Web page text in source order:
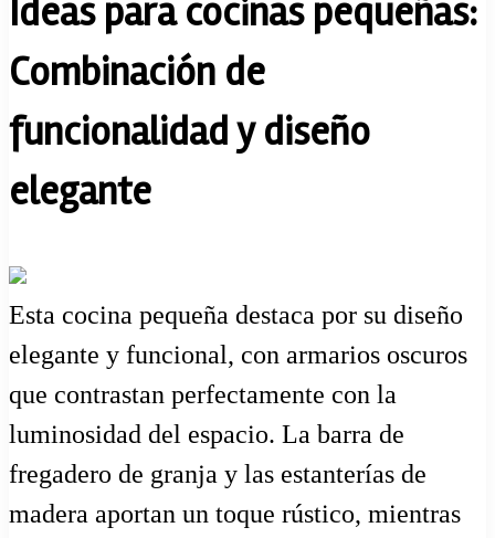
Ideas para cocinas pequeñas:
Combinación de
funcionalidad y diseño
elegante
Esta cocina pequeña destaca por su diseño
elegante y funcional, con armarios oscuros
que contrastan perfectamente con la
luminosidad del espacio. La barra de
fregadero de granja y las estanterías de
madera aportan un toque rústico, mientras